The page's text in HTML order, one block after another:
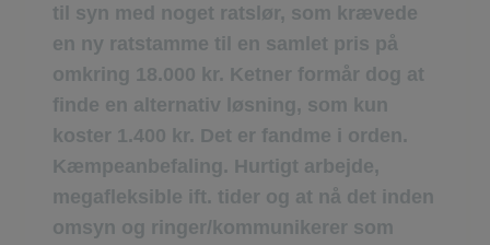
til syn med noget ratslør, som krævede
en ny ratstamme til en samlet pris på
omkring 18.000 kr. Ketner formår dog at
finde en alternativ løsning, som kun
koster 1.400 kr. Det er fandme i orden.
Kæmpeanbefaling. Hurtigt arbejde,
megafleksible ift. tider og at nå det inden
omsyn og ringer/kommunikerer som